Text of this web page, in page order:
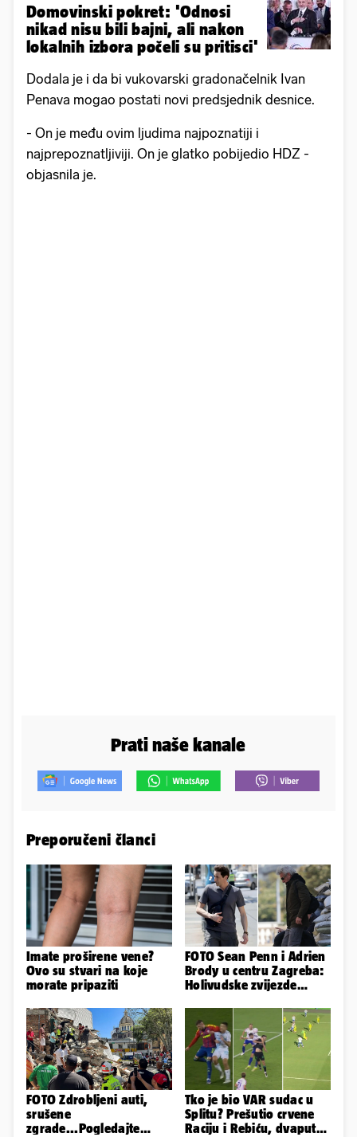
Domovinski pokret: 'Odnosi
nikad nisu bili bajni, ali nakon
lokalnih izbora počeli su pritisci'
Dodala je i da bi vukovarski gradonačelnik Ivan
Penava mogao postati novi predsjednik desnice.
- On je među ovim ljudima najpoznatiji i
najprepoznatljiviji. On je glatko pobijedio HDZ -
objasnila je.
Prati naše kanale
Preporučeni članci
Imate proširene vene?
Ovo su stvari na koje
morate pripaziti
FOTO Sean Penn i Adrien
Brody u centru Zagreba:
Holivudske zvijezde
FOTO Zdrobljeni auti,
srušene
zgrade...Pogledajte
Tko je bio VAR sudac u
Splitu? Prešutio crvene
Raciju i Rebiću, dvaput